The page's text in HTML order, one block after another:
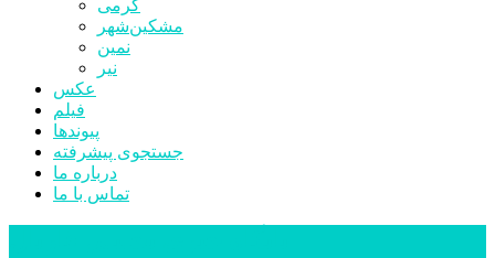
گرمی
مشکین‌شهر
نمین
نیر
عکس
فیلم
پیوندها
جستجوی پیشرفته
درباره ما
تماس با ما